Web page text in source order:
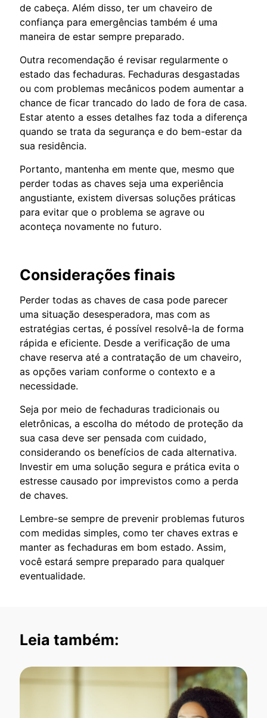
de cabeça. Além disso, ter um chaveiro de
confiança para emergências também é uma
maneira de estar sempre preparado.
Outra recomendação é revisar regularmente o
estado das fechaduras. Fechaduras desgastadas
ou com problemas mecânicos podem aumentar a
chance de ficar trancado do lado de fora de casa.
Estar atento a esses detalhes faz toda a diferença
quando se trata da segurança e do bem-estar da
sua residência.
Portanto, mantenha em mente que, mesmo que
perder todas as chaves seja uma experiência
angustiante, existem diversas soluções práticas
para evitar que o problema se agrave ou
aconteça novamente no futuro.
Considerações finais
Perder todas as chaves de casa pode parecer
uma situação desesperadora, mas com as
estratégias certas, é possível resolvê-la de forma
rápida e eficiente. Desde a verificação de uma
chave reserva até a contratação de um chaveiro,
as opções variam conforme o contexto e a
necessidade.
Seja por meio de fechaduras tradicionais ou
eletrônicas, a escolha do método de proteção da
sua casa deve ser pensada com cuidado,
considerando os benefícios de cada alternativa.
Investir em uma solução segura e prática evita o
estresse causado por imprevistos como a perda
de chaves.
Lembre-se sempre de prevenir problemas futuros
com medidas simples, como ter chaves extras e
manter as fechaduras em bom estado. Assim,
você estará sempre preparado para qualquer
eventualidade.
Leia também: